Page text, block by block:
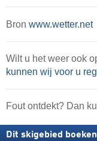
Bron www.wetter.net
Wilt u het weer ook
kunnen wij voor u
Fout ontdekt? Dan
Dit skigebied boeken